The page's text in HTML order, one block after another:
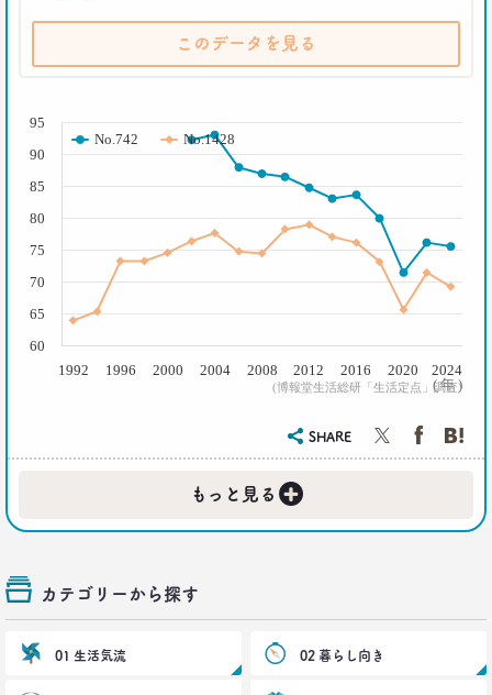
生活総研 上席研究員
三矢正浩
一人立ち食いそばが平気な女性が増えたワケ
生活総研 上席研究員
三矢正浩
博報堂 第一プラニング局
博報堂 第三プラニング局
｢もう欲しいモノなんてないよね～｣
って本当か？
山本泰士
このデータを見る
( 年 )
(博報堂生活総研「生活定点」調査)
No.742 No.1428
1992 1996 2000 2004 2008 2012 2016 2020 2024
70
75
80
85
90
95
60
65
SHARE
もっと見る +
カテゴリーから探す
01 生活気流 02 暮らし向き